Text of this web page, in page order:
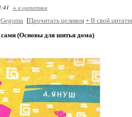
+ в цитатник
Gegoma [Прочитать целиком + В свой
(Основы для шитья дома)